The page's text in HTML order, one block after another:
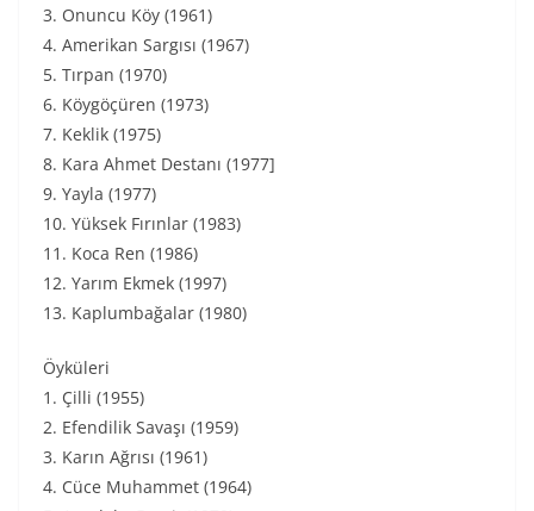
3. Onuncu Köy (1961)
4. Amerikan Sargısı (1967)
5. Tırpan (1970)
6. Köygöçüren (1973)
7. Keklik (1975)
8. Kara Ahmet Destanı (1977]
9. Yayla (1977)
10. Yüksek Fırınlar (1983)
11. Koca Ren (1986)
12. Yarım Ekmek (1997)
13. Kaplumbağalar (1980)
Öyküleri
1. Çilli (1955)
2. Efendilik Savaşı (1959)
3. Karın Ağrısı (1961)
4. Cüce Muhammet (1964)